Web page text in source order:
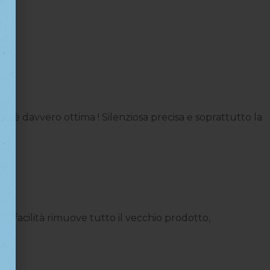
è davvero ottima ! Silenziosa precisa e soprattutto la
facilità rimuove tutto il vecchio prodotto,